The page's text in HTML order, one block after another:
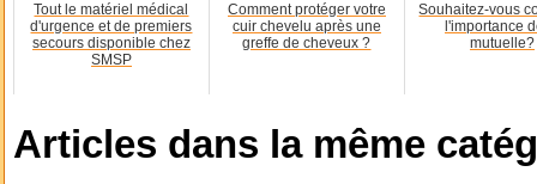
Tout le matériel médical
d'urgence et de premiers
secours disponible chez
SMSP
Comment protéger votre
cuir chevelu après une
greffe de cheveux ?
Souhaitez-vous
l'importance
mutuelle?
Articles dans la même